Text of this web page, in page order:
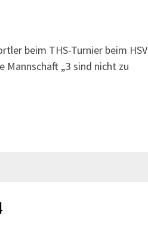
beim THS-Turnier beim HSV
Mannschaft „3 sind nicht zu